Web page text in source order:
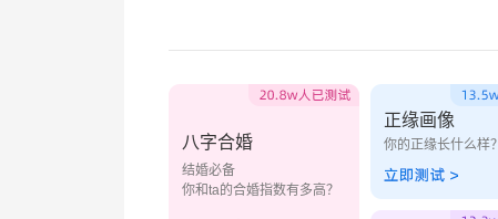
八字合婚
结婚必备
你和ta的合婚指数有多高？
正缘画像
你的正缘长什么样？